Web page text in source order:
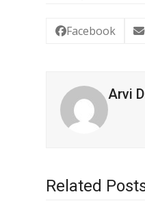
Facebook
Arvi
Related